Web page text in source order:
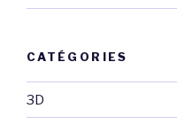
CATÉGORIES
3D